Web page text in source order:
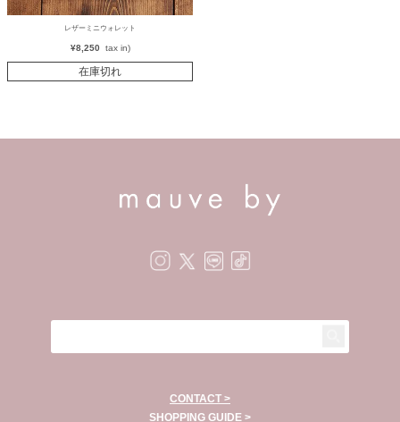
レザーミニウォレット
¥8,250
在庫切れ
CONTACT >
SHOPPING GUIDE >